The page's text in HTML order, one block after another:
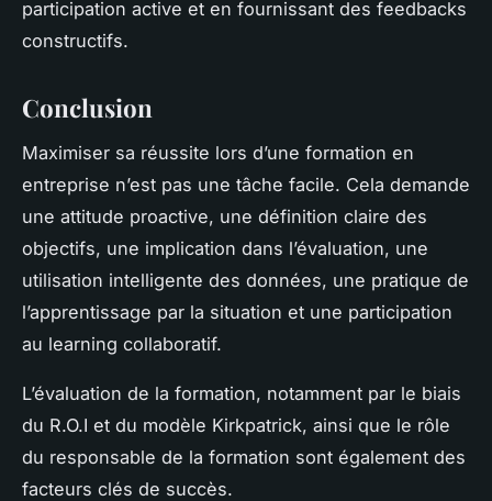
participation active et en fournissant des feedbacks
constructifs.
Conclusion
Maximiser sa réussite lors d’une formation en
entreprise n’est pas une tâche facile. Cela demande
une attitude proactive, une définition claire des
objectifs, une implication dans l’évaluation, une
utilisation intelligente des données, une pratique de
l’apprentissage par la situation et une participation
au learning collaboratif.
L’évaluation de la formation, notamment par le biais
du R.O.I et du modèle Kirkpatrick, ainsi que le rôle
du responsable de la formation sont également des
facteurs clés de succès.